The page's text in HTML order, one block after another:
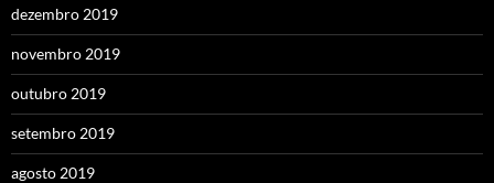
dezembro 2019
novembro 2019
outubro 2019
setembro 2019
agosto 2019